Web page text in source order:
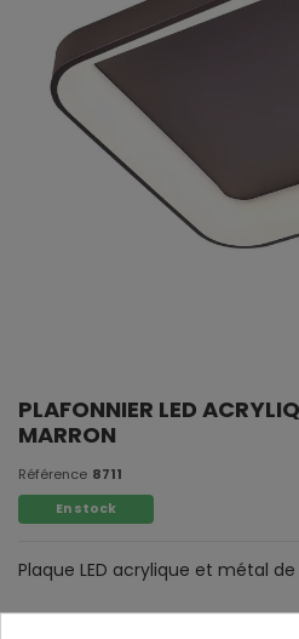
PLAFONNIER LED
MARRON
Référence 8711
En stock
Plaque LED acrylique et métal